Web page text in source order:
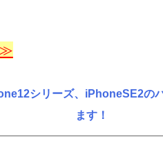
シリーズ、iPhoneSE2の
ます！